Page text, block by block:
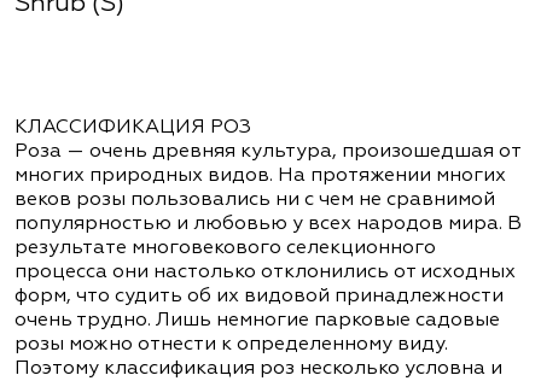
КЛАССИФИКАЦИЯ РОЗ
Роза — очень древняя культура, произошедшая от
многих природных видов. На протяжении многих
веков розы пользовались ни с чем не сравнимой
популярностью и любовью у всех народов мира. В
результате многовекового селекционного
процесса они настолько отклонились от исходных
форм, что судить об их видовой принадлежности
очень трудно. Лишь немногие парковые садовые
розы можно отнести к определенному виду.
Поэтому классификация роз несколько условна и